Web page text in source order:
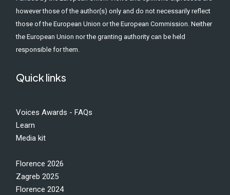
however those of the author(s) only and do not necessarily reflect
those of the European Union or the European Commission. Neither
the European Union nor the granting authority can be held
responsible for them.
Quick links
Voices Awards - FAQs
Learn
Media kit
Florence 2026
Zagreb 2025
Florence 2024